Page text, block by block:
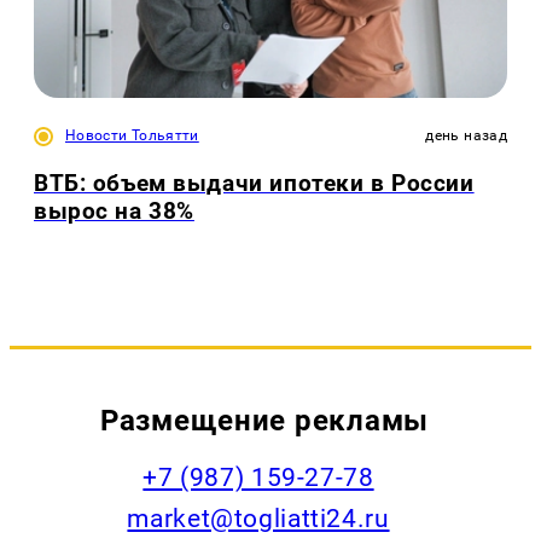
Новости Тольятти день назад
ВТБ: объем выдачи ипотеки в России
вырос на 38%
Размещение рекламы
+7 (987) 159-27-78
market@togliatti24.ru